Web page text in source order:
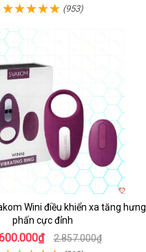
(953)
Wini điều khiển xa tăng hưng
phấn cực đỉnh
2.857.000₫